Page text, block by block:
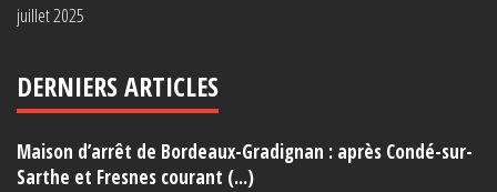
juillet 2025
DERNIERS ARTICLES
Maison d’arrêt de Bordeaux-Gradignan : après Condé-sur-
Sarthe et Fresnes courant (...)